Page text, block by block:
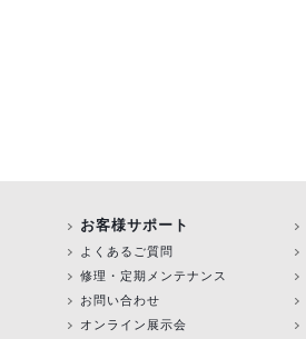
お客様サポート
よくあるご質問
修理・定期メンテナンス
お問い合わせ
オンライン展示会